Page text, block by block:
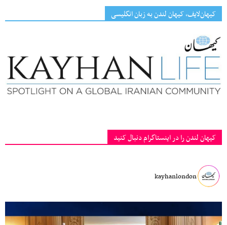
کیهان‌لایف، کیهان لندن به زبان انگلیسی
کیهان لندن را در اینستاگرام دنبال کنید
kayhanlondon